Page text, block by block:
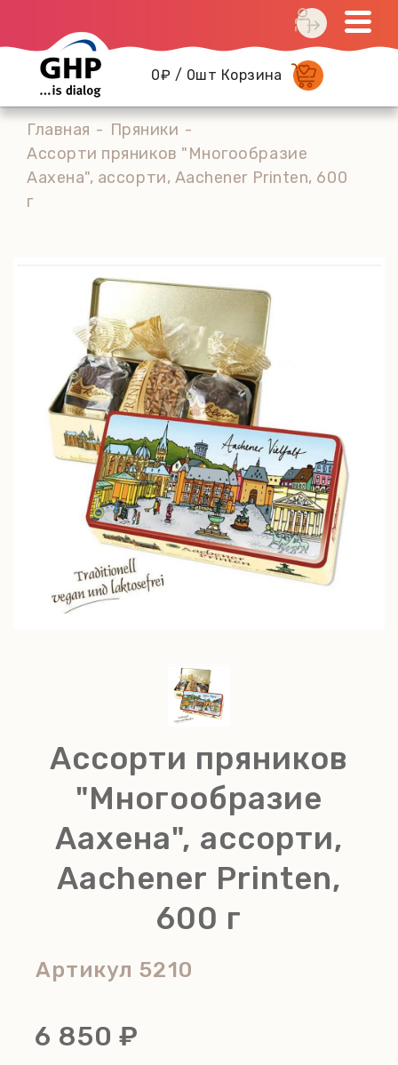
0₽ / 0шт Корзина
Главная
Пряники
Ассорти пряников "Многообразие
Аахена", ассорти, Aachener Printen, 600
г
Ассорти пряников
"Многообразие
Аахена", ассорти,
Aachener Printen,
600 г
Артикул5210
6 850 ₽